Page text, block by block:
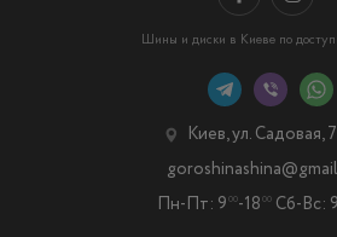
Шины и диски в Киеве по
Киев, ул. Садовая,
Пн-Пт: 9 00-18 00 Сб-Вс: 9